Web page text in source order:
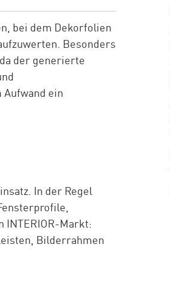
bei dem Dekorfolien
Besonders
der generierte
ein
In der Regel
INTERIOR-Markt:
Bilderrahmen